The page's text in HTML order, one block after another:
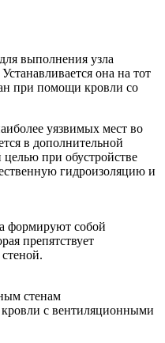
выполнения узла
она на тот
при помощи кровли со
уязвимых мест во
в дополнительной
при обустройстве
гидроизоляцию и
формируют собой
препятствует
стенам
с вентиляционными